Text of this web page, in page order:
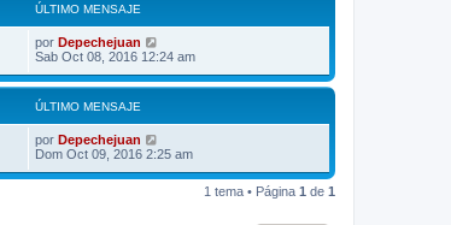
ÚLTIMO MENSAJE
por Depechejuan
Sab Oct 08, 2016 12:24 am
ÚLTIMO MENSAJE
por Depechejuan
Dom Oct 09, 2016 2:25 am
1 tema • Página 1 de 1